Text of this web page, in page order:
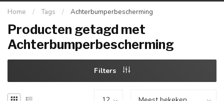
Home / Tags / Achterbumperbescherming
Producten getagd met
Achterbumperbescherming
Filters